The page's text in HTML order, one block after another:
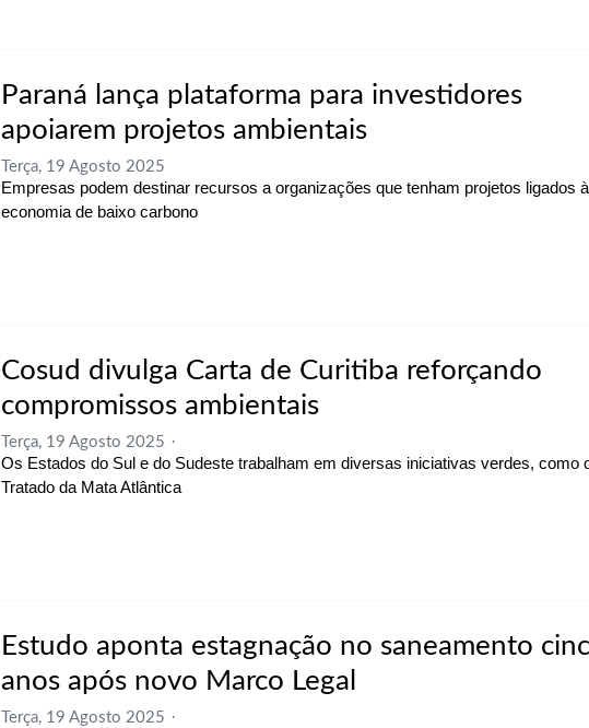
Paraná lança plataforma para investidores
apoiarem projetos ambientais
Terça, 19 Agosto 2025
Empresas podem destinar recursos a organizações que tenham projetos ligados à
economia de baixo carbono
Cosud divulga Carta de Curitiba reforçando
compromissos ambientais
Terça, 19 Agosto 2025
Os Estados do Sul e do Sudeste trabalham em diversas iniciativas verdes, como
Tratado da Mata Atlântica
Estudo aponta estagnação no saneamento
anos após novo Marco Legal
Terça, 19 Agosto 2025